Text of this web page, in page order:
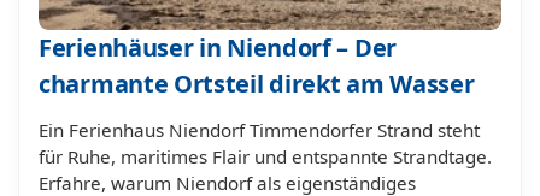
Ferienhäuser in Niendorf – Der
charmante Ortsteil direkt am Wasser
Ein Ferienhaus Niendorf Timmendorfer Strand steht
für Ruhe, maritimes Flair und entspannte Strandtage.
Erfahre, warum Niendorf als eigenständiges